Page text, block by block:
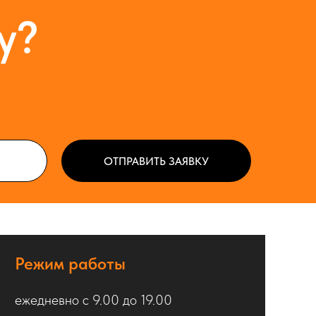
ОТПРАВИТЬ ЗАЯВКУ
Режим работы
ежедневно с 9.00 до 19.00